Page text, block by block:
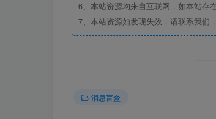
6、本站资源均来自互联网，如本站存
7、本站资源如发现失效，请联系我们
消息盲盒